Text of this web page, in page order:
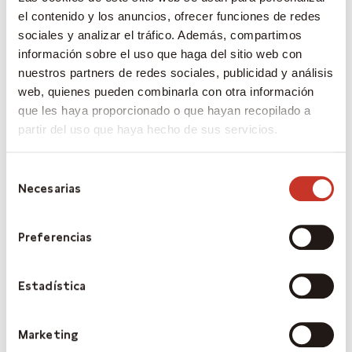
el contenido y los anuncios, ofrecer funciones de redes
sociales y analizar el tráfico. Además, compartimos
información sobre el uso que haga del sitio web con
nuestros partners de redes sociales, publicidad y análisis
web, quienes pueden combinarla con otra información
que les haya proporcionado o que hayan recopilado a
partir del uso que haya hecho de sus servicios.
Necesarias
Preferencias
Estadística
Marketing
mismo por razones técnicas.
10. El cliente se obliga a adoptar las medidas de
seguridad necesarias, tanto personales como
materiales, para mantener la confidencialidad de
sus claves personales. SINGULAR AM, SGIIC, S.A.U
queda liberada de cualquier responsabilidad por
inmediatamente, por correo certificado o por fax,
a SINGULAR AM, SGIIC, S.A.U la pérdida, extravío,
sustracción, robo o acceso ilegítimo de sus claves
personales, así como su conocimiento por terceras
responsable de cualquier orden comunicada y
dicha notificación. Asimismo, comunicará cualquier